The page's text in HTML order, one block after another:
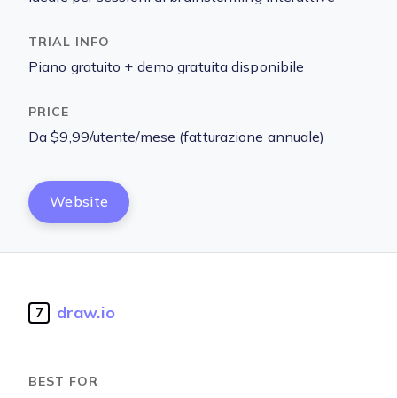
Piano gratuito + demo gratuita disponibile
Da $9,99/utente/mese (fatturazione annuale)
Website
7 draw.io